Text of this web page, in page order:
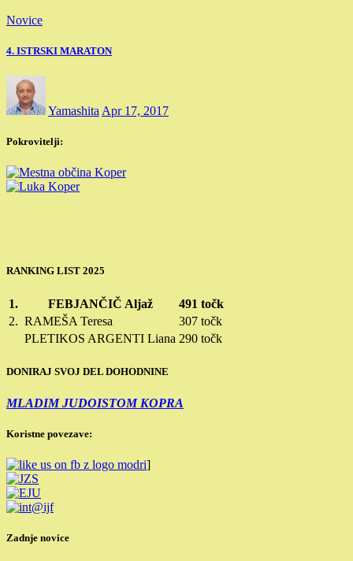
Novice
4. ISTRSKI MARATON
Yamashita Apr 17, 2017
Pokrovitelji:
RANKING LIST 2025
1. FEBJANČIČ Aljaž
491 točk
2. RAMEŠA Teresa
307 točk
PLETIKOS ARGENTI Liana 290 točk
DONIRAJ SVOJ DEL DOHODNINE
MLADIM JUDOISTOM KOPRA
Koristne povezave:
]
Zadnje novice